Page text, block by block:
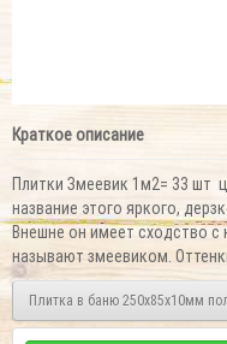
Краткое описание
Плитки Змеевик 1м2= 33 шт
название этого яркого,
Внешне он имеет сходство с
называют змеевиком.
Плитка в баню 250х85х10мм